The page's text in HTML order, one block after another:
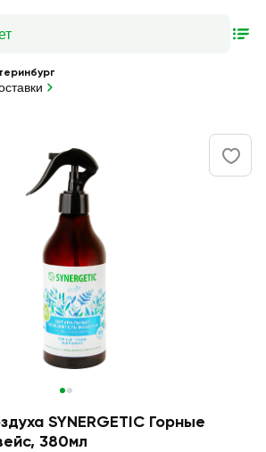
SYNERGETIC Горные
380мл